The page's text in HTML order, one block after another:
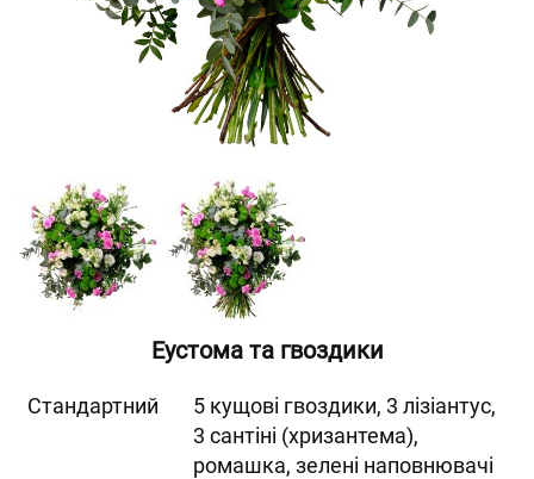
Еустома та гвоздики
Cтандартний
5 кущові гвоздики, 3 лізіантус,
3 сантіні (хризантема),
ромашка, зелені наповнювачі